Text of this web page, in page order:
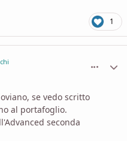
1
se vedo scritto
al portafoglio.
seconda